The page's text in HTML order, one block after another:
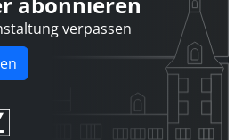
abonnieren
verpassen